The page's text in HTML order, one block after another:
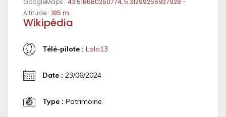
GoogleMaps : 43.518680250774, 5.31299256937928 -
Altitude : 185 m.
Wikipédia
Télé-pilote : Lolo13
Date : 23/06/2024
Type : Patrimoine